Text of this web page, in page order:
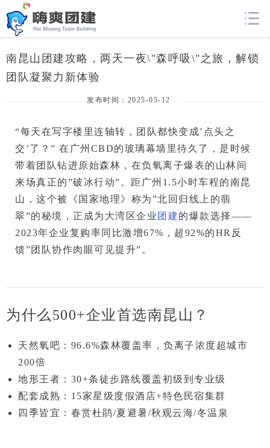
南昆山团建攻略，两天一夜\"森呼吸\"之旅，解锁
团队凝聚力新体验
发布时间：2025-05-12
“每天在写字楼里连轴转，团队都快变成’点头之
交’了？” 在广州CBD的玻璃幕墙里待久了，是时候
带着团队钻进原始森林，在负氧离子爆表的山林间
来场真正的”破冰行动”。距广州1.5小时车程的南昆
山，这个被《国家地理》称为”北回归线上的翡
翠”的秘境，正成为大湾区企业 团建的爆款选择——
2023年企业复购率同比激增67%，超92%的HR反
馈”团队协作肉眼可见提升”。
为什么500+企业首选南昆山？
天然氧吧 ：96.6%森林覆盖率，负离子浓度超城市
200倍
地形王者 ：30+条徒步路线覆盖初级到专业级
配套成熟 ：15家星级度假酒店+特色民宿集群
四季皆宜 ：春赏杜鹃/夏避暑/秋观云海/冬温泉